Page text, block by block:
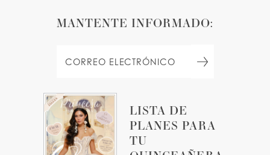
LISTA DE
PLANES PARA
TU
MANTENTE INFORMADO: